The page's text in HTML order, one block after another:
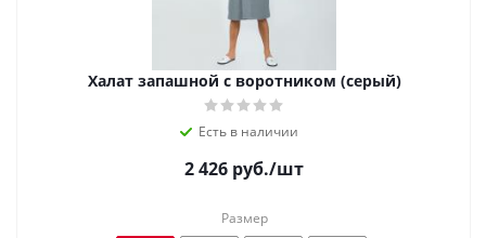
Халат запашной с воротником (серый)
Есть в наличии
2 426 руб./шт
Размер